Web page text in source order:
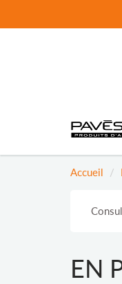
Accueil
EN